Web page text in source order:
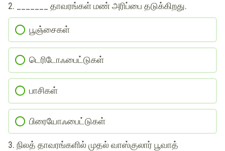
2. _______ தாவரங்கள் மண் அரிப்பை தடுக்கிறது.
பூஞ்சைகள்
டெரிடோஃபைட்டுகள்
பாசிகள்
பிரையோஃபைட்டுகள்
3. நிலத் தாவரங்களில் முதல் வாஸ்குலார் பூவாத்